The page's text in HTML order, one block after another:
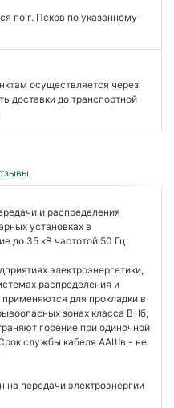
по г. Псков по указанному
осуществляется через
доставки до транспортной
и распределения
установках в
до 35 кВ частотой 50 Гц.
электроэнергетики,
распределения и
для прокладки в
зонах класса В-Iб,
горение при одиночной
службы кабеля ААШв - не
на передачи электроэнергии